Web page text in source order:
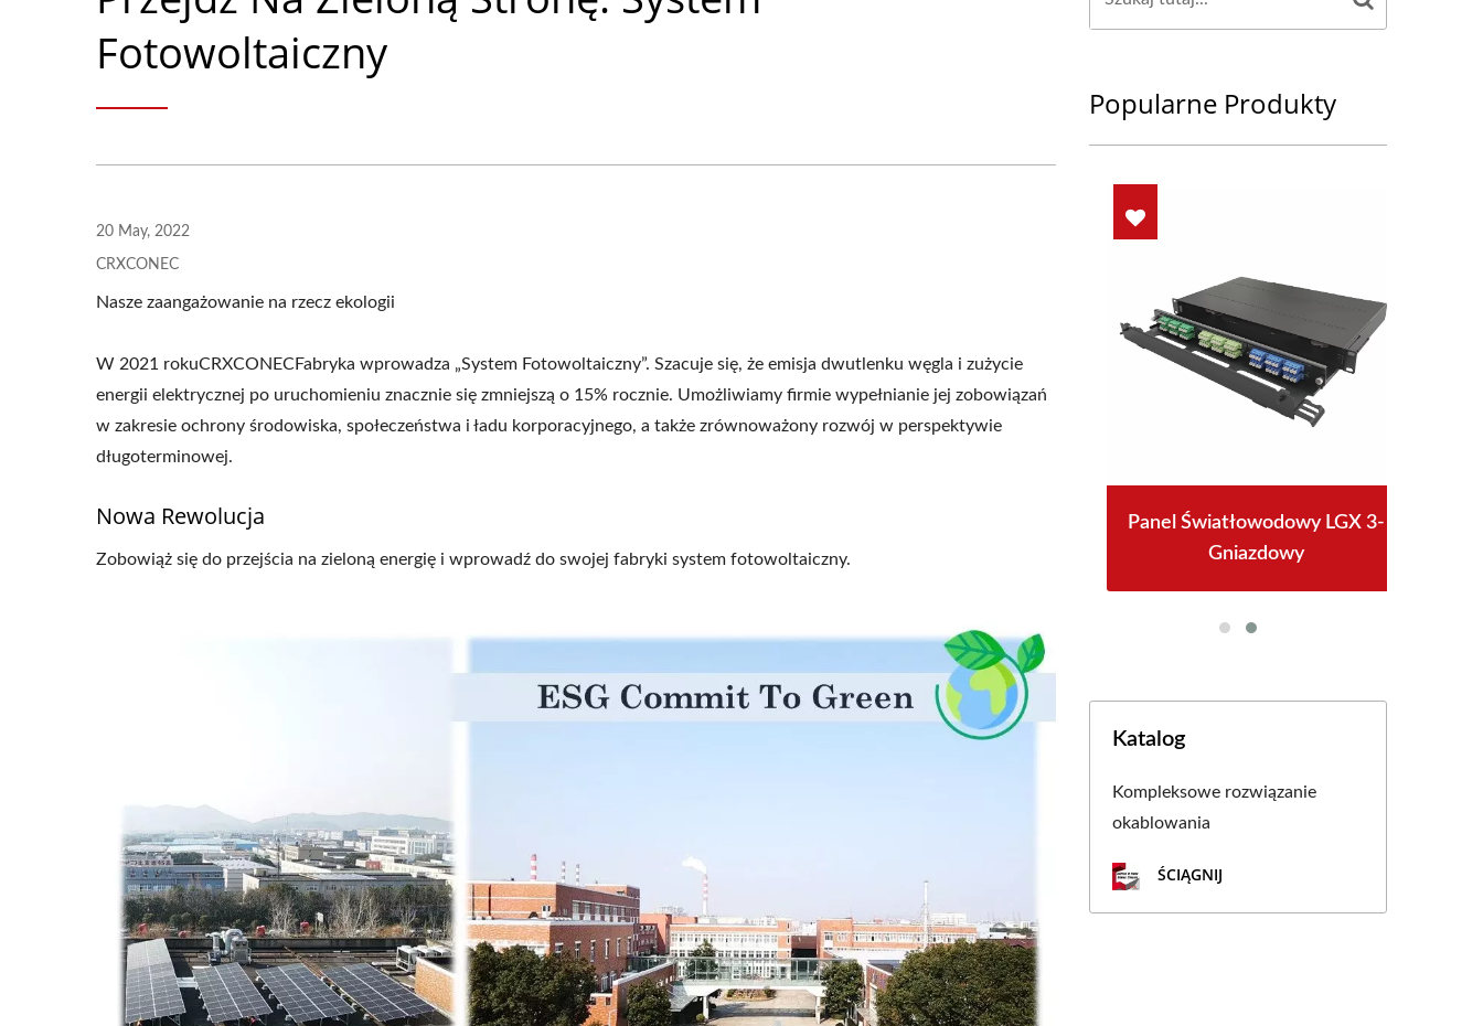
Fotowoltaiczny
20 May, 2022
CRXCONEC
Nasze zaangażowanie na rzecz ekologii
W 2021 rokuCRXCONECFabryka wprowadza „System Fotowoltaiczny”. Szacuje się, że emisja dwutlenku węgla i zużycie
energii elektrycznej po uruchomieniu znacznie się zmniejszą o 15% rocznie. Umożliwiamy firmie wypełnianie jej zobowiązań
w zakresie ochrony środowiska, społeczeństwa i ładu korporacyjnego, a także zrównoważony rozwój w perspektywie
długoterminowej.
Nowa Rewolucja
Zobowiąż się do przejścia na zieloną energię i wprowadź do swojej fabryki system fotowoltaiczny.
Popularne Produkty
Gniazdo Keystone 4PPoE
Gniazdowy
Panel Światłowodowy LGX 3-
Gniazdowy
Katalog
Kompleksowe rozwiązanie
okablowania
ŚCIĄGNIJ